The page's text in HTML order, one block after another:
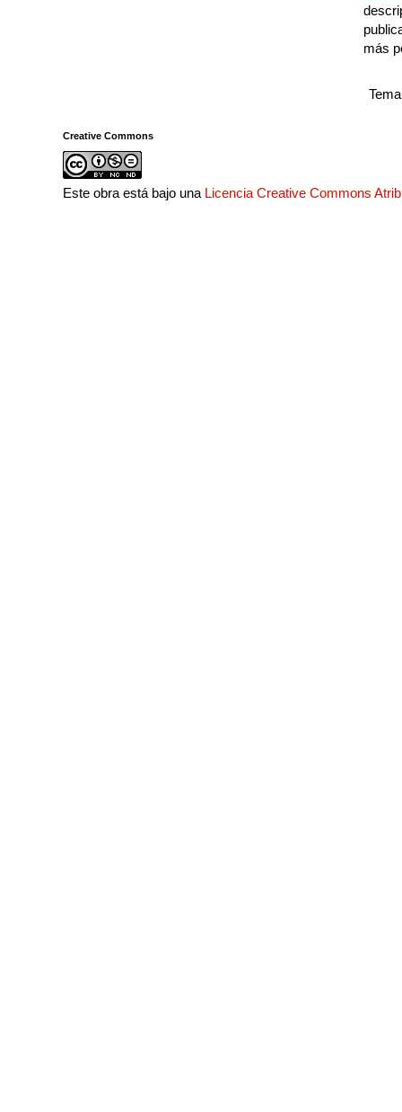
más
Creative Commons
Este obra está bajo una Licencia Creative Commons